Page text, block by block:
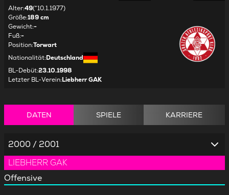
Alter:49(*10.1.1977)
Größe:189 cm
Gewicht:-
Fuß:-
Position:Torwart
Nationalität:Deutschland
BL-Debüt:23.10.1998
Letzter BL-Verein:Liebherr GAK
DATEN SPIELE KARRIERE
2000 / 2001
LIEBHERR GAK
Offensive